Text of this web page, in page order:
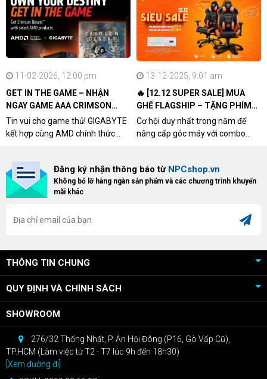
Topping DX5 IIlà một sự lựa chọn cực kỳ đáng giá trong phân
khúc DAC & Headphone Amp cao cấp dưới 700 USD. Với chất
toàn diện, thiết bị này phù hợp cho cả audiophile chuyên nghiệp
lẫn người chơi bán chuyên đang tìm kiếm trải nghiệm nghe cao
11-02-2026, 12:00 pm
GET IN THE GAME – NHẬN
NGAY GAME AAA CRIMSON
DESERT CÙNG GIGABYTE &
AMD
Tin vui cho game thủ! GIGABYTE
kết hợp cùng AMD chính thức
khách hàng sở hữu VGA Radeon
RX 9070 / RX 9070 XT.
13-12-2025, 9:01 am
🔥 [12.12 SUPER SALE] MUA
GHẾ FLAGSHIP – TẶNG PHÍM
CƠ XỊN
Cơ hội duy nhất trong năm để
nâng cấp góc máy với combo
dòng ghế Gaming cao cấp nhất,
bạn sẽ nhận ngay quà tặng trị giá
Đăng ký nhận thông báo từ NPCshop.vn
Không bỏ lỡ hàng ngàn sản phẩm và các chương trình khuyến
mãi khác
THÔNG TIN CHUNG
QUY ĐỊNH VÀ CHÍNH SÁCH
SHOWROOM
276/32 Thống Nhất, P. An Hội Đông (P16, Gò Vấp Cũ),
TP.HCM (Làm việc từ T2 - T7 lúc 9h đến 18h30)
[Xem đường đi]